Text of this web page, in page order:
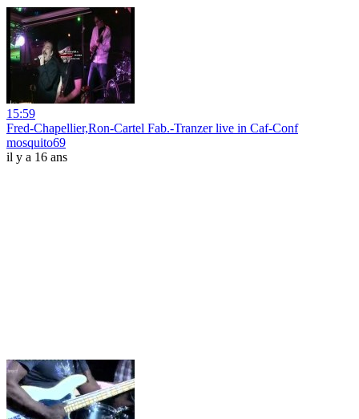
15:59
Fred-Chapellier,Ron-Cartel Fab.-Tranzer live in Caf-Conf
mosquito69
il y a 16 ans